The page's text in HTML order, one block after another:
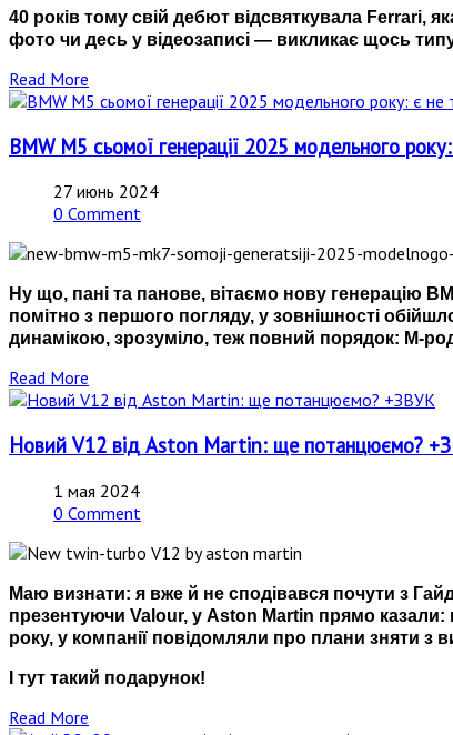
40 років тому свій дебют відсвяткувала Ferrari,
фото чи десь у відеозаписі — викликає щось
Read More
BMW M5 сьомої генерації 2025 модельного
27 июнь 2024
0 Comment
Ну що, пані та панове, вітаємо нову генерацію
помітно з першого погляду, у зовнішності
динамікою, зрозуміло, теж повний порядок: М-
Read More
Новий V12 від Aston Martin: ще потанцюємо?
1 мая 2024
0 Comment
Маю визнати: я вже й не сподівався почути з
презентуючи Valour, у Aston Martin прямо
року, у компанії повідомляли про плани зняти з
І тут такий подарунок!
Read More